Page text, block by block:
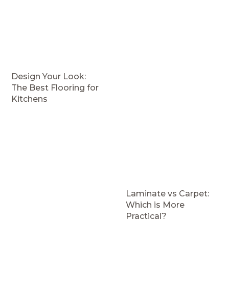
Design Your Look:
The Best Flooring for
Kitchens
Laminate vs Carpet:
Which is More
Practical?